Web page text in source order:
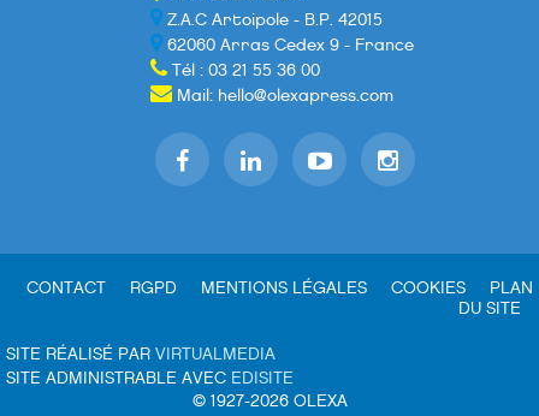
Z.A.C Artoipole - B.P. 42015
62060 Arras Cedex 9 - France
Tél : 03 21 55 36 00
Mail: hello@olexapress.com
CONTACT RGPD MENTIONS LÉGALES COOKIES
PLAN
DU SITE
SITE RÉALISÉ PAR VIRTUALMEDIA
SITE ADMINISTRABLE AVEC EDISITE
© 1927-2026 OLEXA